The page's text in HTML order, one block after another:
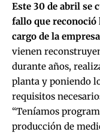
Este 30 de abril se
fallo que reconoció
cargo de la
vienen
durante años,
planta y poniendo
requisitos
“Teníamos
producción de